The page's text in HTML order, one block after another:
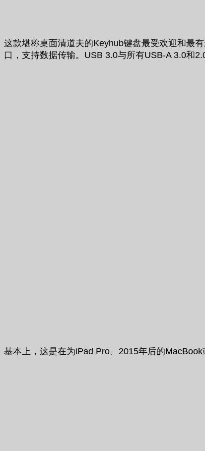
这款堪称桌面清道夫的Keyhub键盘最受欢迎和最
口，支持数据传输。USB 3.0与所有USB-A 3.0和
基本上，这是在为iPad Pro、2015年后的